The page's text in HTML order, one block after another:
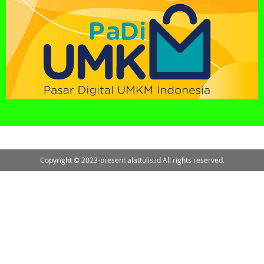
Copyright © 2023-present alattulis.id All rights reserved.